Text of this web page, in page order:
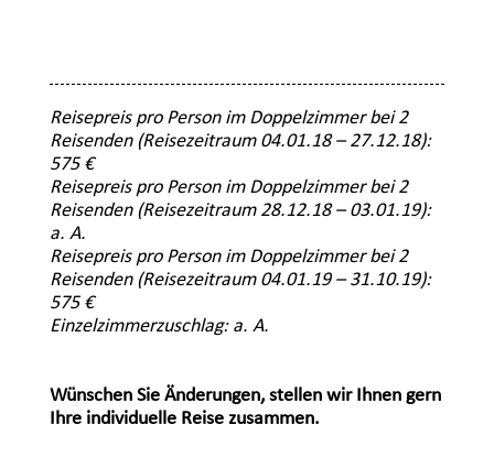
Reisepreis pro Person im Doppelzimmerbei 2
Reisenden (Reisezeitraum 04.01.18 –27.12.18):
575 €
Reisepreis pro Person im Doppelzimmerbei 2
Reisenden (Reisezeitraum 28.12.18 – 03.01.19):
a. A.
Reisepreis pro Person im Doppelzimmerbei 2
Reisenden (Reisezeitraum 04.01.19 – 31.10.19):
575 €
Einzelzimmerzuschlag: a. A.
Wünschen Sie Änderungen, stellen wir Ihnen gern
Ihre individuelle Reise zusammen.